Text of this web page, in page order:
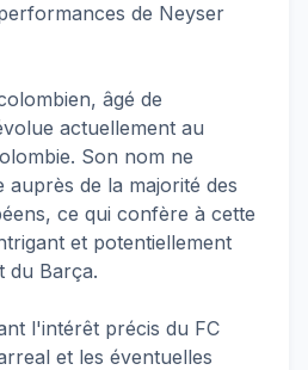
de Neyser
âgé de
actuellement au
Son nom ne
de la majorité des
ce qui confère à cette
et potentiellement
du Barça.
l'intérêt précis du FC
et les éventuelles